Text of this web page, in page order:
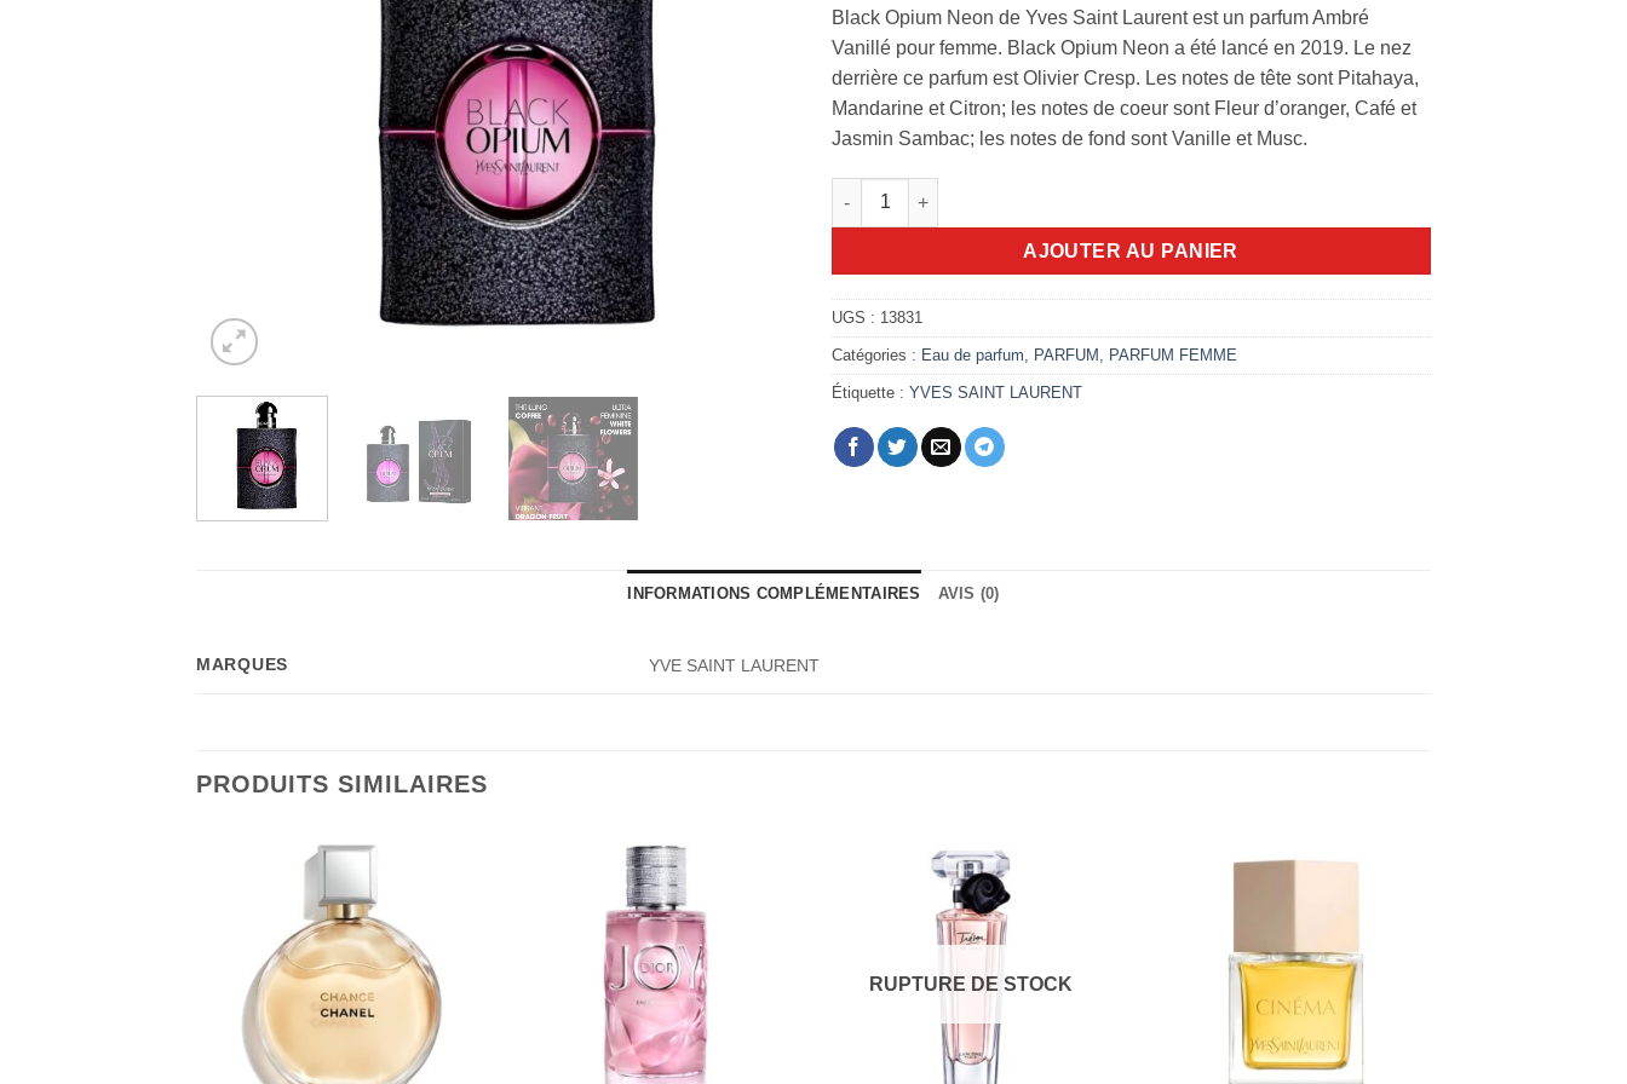
Black Opium Neon de Yves Saint Laurent est un parfum Ambré
Vanillé pour femme. Black Opium Neon a été lancé en 2019. Le nez
derrière ce parfum est Olivier Cresp. Les notes de tête sont Pitahaya,
Mandarine et Citron; les notes de coeur sont Fleur d’oranger, Café et
Jasmin Sambac; les notes de fond sont Vanille et Musc.
quantité de Black opium neon 75ml EDP
AJOUTER AU PANIER
UGS : 13831
Catégories : Eau de parfum, PARFUM , PARFUM FEMME
Étiquette : YVES SAINT LAURENT
INFORMATIONS COMPLÉMENTAIRES AVIS (0)
MARQUES YVE SAINT LAURENT
PRODUITS SIMILAIRES
RUPTURE DE STOCK